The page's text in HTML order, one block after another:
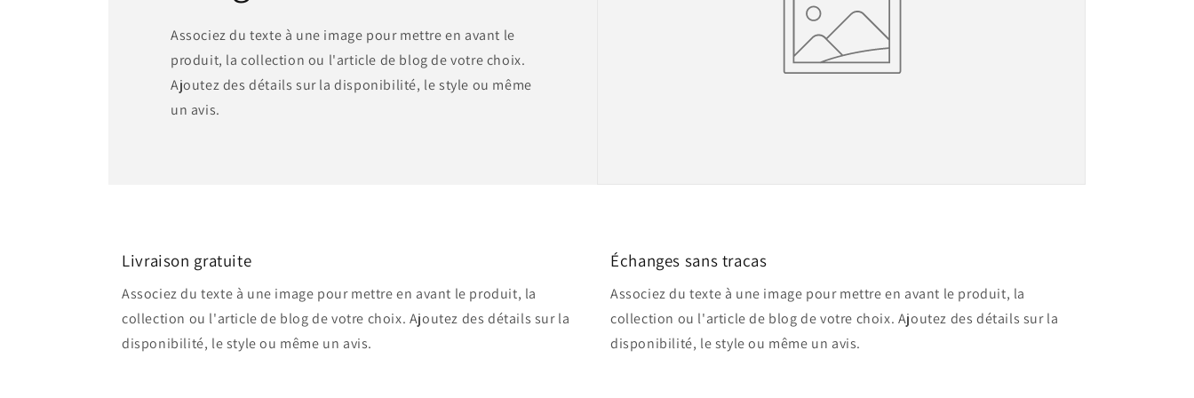
Associez du texte à une image pour mettre en avant le
produit, la collection ou l'article de blog de votre choix.
Ajoutez des détails sur la disponibilité, le style ou même
un avis.
Livraison gratuite
Associez du texte à une image pour mettre en avant le produit, la
collection ou l'article de blog de votre choix. Ajoutez des détails sur la
disponibilité, le style ou même un avis.
Échanges sans tracas
Associez du texte à une image pour mettre en avant le produit, la
collection ou l'article de blog de votre choix. Ajoutez des détails sur la
disponibilité, le style ou même un avis.